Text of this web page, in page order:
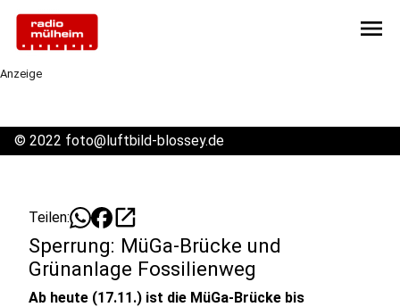
menu
Anzeige
© 2022 foto@luftbild-blossey.de
Teilen: open_in_new
Sperrung: MüGa-Brücke und
Grünanlage Fossilienweg
Ab heute (17.11.) ist die MüGa-Brücke bis